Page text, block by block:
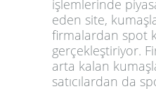
işlemlerinde
eden site,
firmalardan spot
gerçekleştiriyor.
arta kalan
satıcılardan da